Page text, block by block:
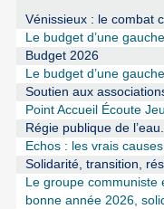
Vénissieux : le combat
Le budget d’une
Budget 2026
Le budget d’une
Soutien aux
Point Accueil Écoute
Régie publique de l’eau.
Echos : les vrais
Solidarité, transition,
Le groupe communiste
bonne année 2026,